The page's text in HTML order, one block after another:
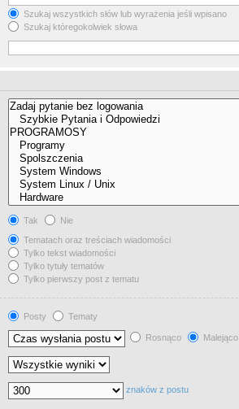
Szukaj wszystkich słów lub wyrażenia jeśli wpisano
Szukaj któregokolwiek słowa
Tak
Nie
Tematach oraz treściach wiadomości
Tylko tekst wiadomości
Tylko tytuły tematów
Tylko pierwszy post z tematu
Posty
Tematy
Rosnąco Malejąco
znaków z postu